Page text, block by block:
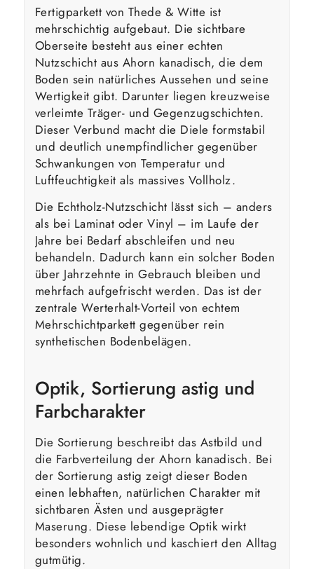
Fertigparkett von Thede & Witte ist
mehrschichtig aufgebaut. Die sichtbare
Oberseite besteht aus einer echten
Nutzschicht aus Ahorn kanadisch, die dem
Boden sein natürliches Aussehen und seine
Wertigkeit gibt. Darunter liegen kreuzweise
verleimte Träger- und Gegenzugschichten.
Dieser Verbund macht die Diele form­stabil
und deutlich unempfindlicher gegenüber
Schwankungen von Temperatur und
Luftfeuchtigkeit als massives Vollholz.
Die Echtholz-Nutzschicht lässt sich – anders
als bei Laminat oder Vinyl – im Laufe der
Jahre bei Bedarf abschleifen und neu
behandeln. Dadurch kann ein solcher Boden
über Jahrzehnte in Gebrauch bleiben und
mehrfach aufgefrischt werden. Das ist der
zentrale Werterhalt-Vorteil von echtem
Mehrschichtparkett gegenüber rein
synthetischen Bodenbelägen.
Optik, Sortierung astig und
Farbcharakter
Die Sortierung beschreibt das Astbild und
die Farbverteilung der Ahorn kanadisch. Bei
der Sortierung astig zeigt dieser Boden
einen lebhaften, natürlichen Charakter mit
sichtbaren Ästen und ausgeprägter
Maserung. Diese lebendige Optik wirkt
besonders wohnlich und kaschiert den Alltag
gutmütig.